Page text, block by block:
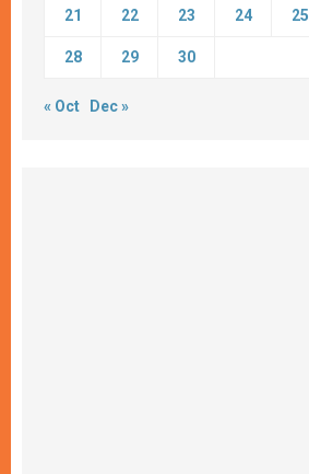
21 22 23 24 25
28 29 30
« Oct Dec »